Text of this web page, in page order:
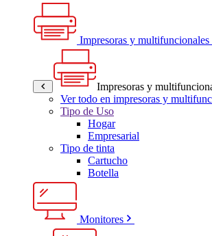
Impresoras y multifuncionales
Impresoras y
Ver todo en impresoras y
Tipo de Uso
Hogar
Empresarial
Tipo de tinta
Cartucho
Botella
Monitores